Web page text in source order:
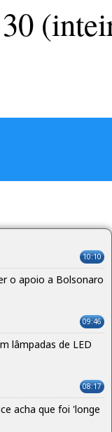
10:10
o apoio a Bolsonaro
09:46
lâmpadas de LED
08:17
acha que foi 'longe